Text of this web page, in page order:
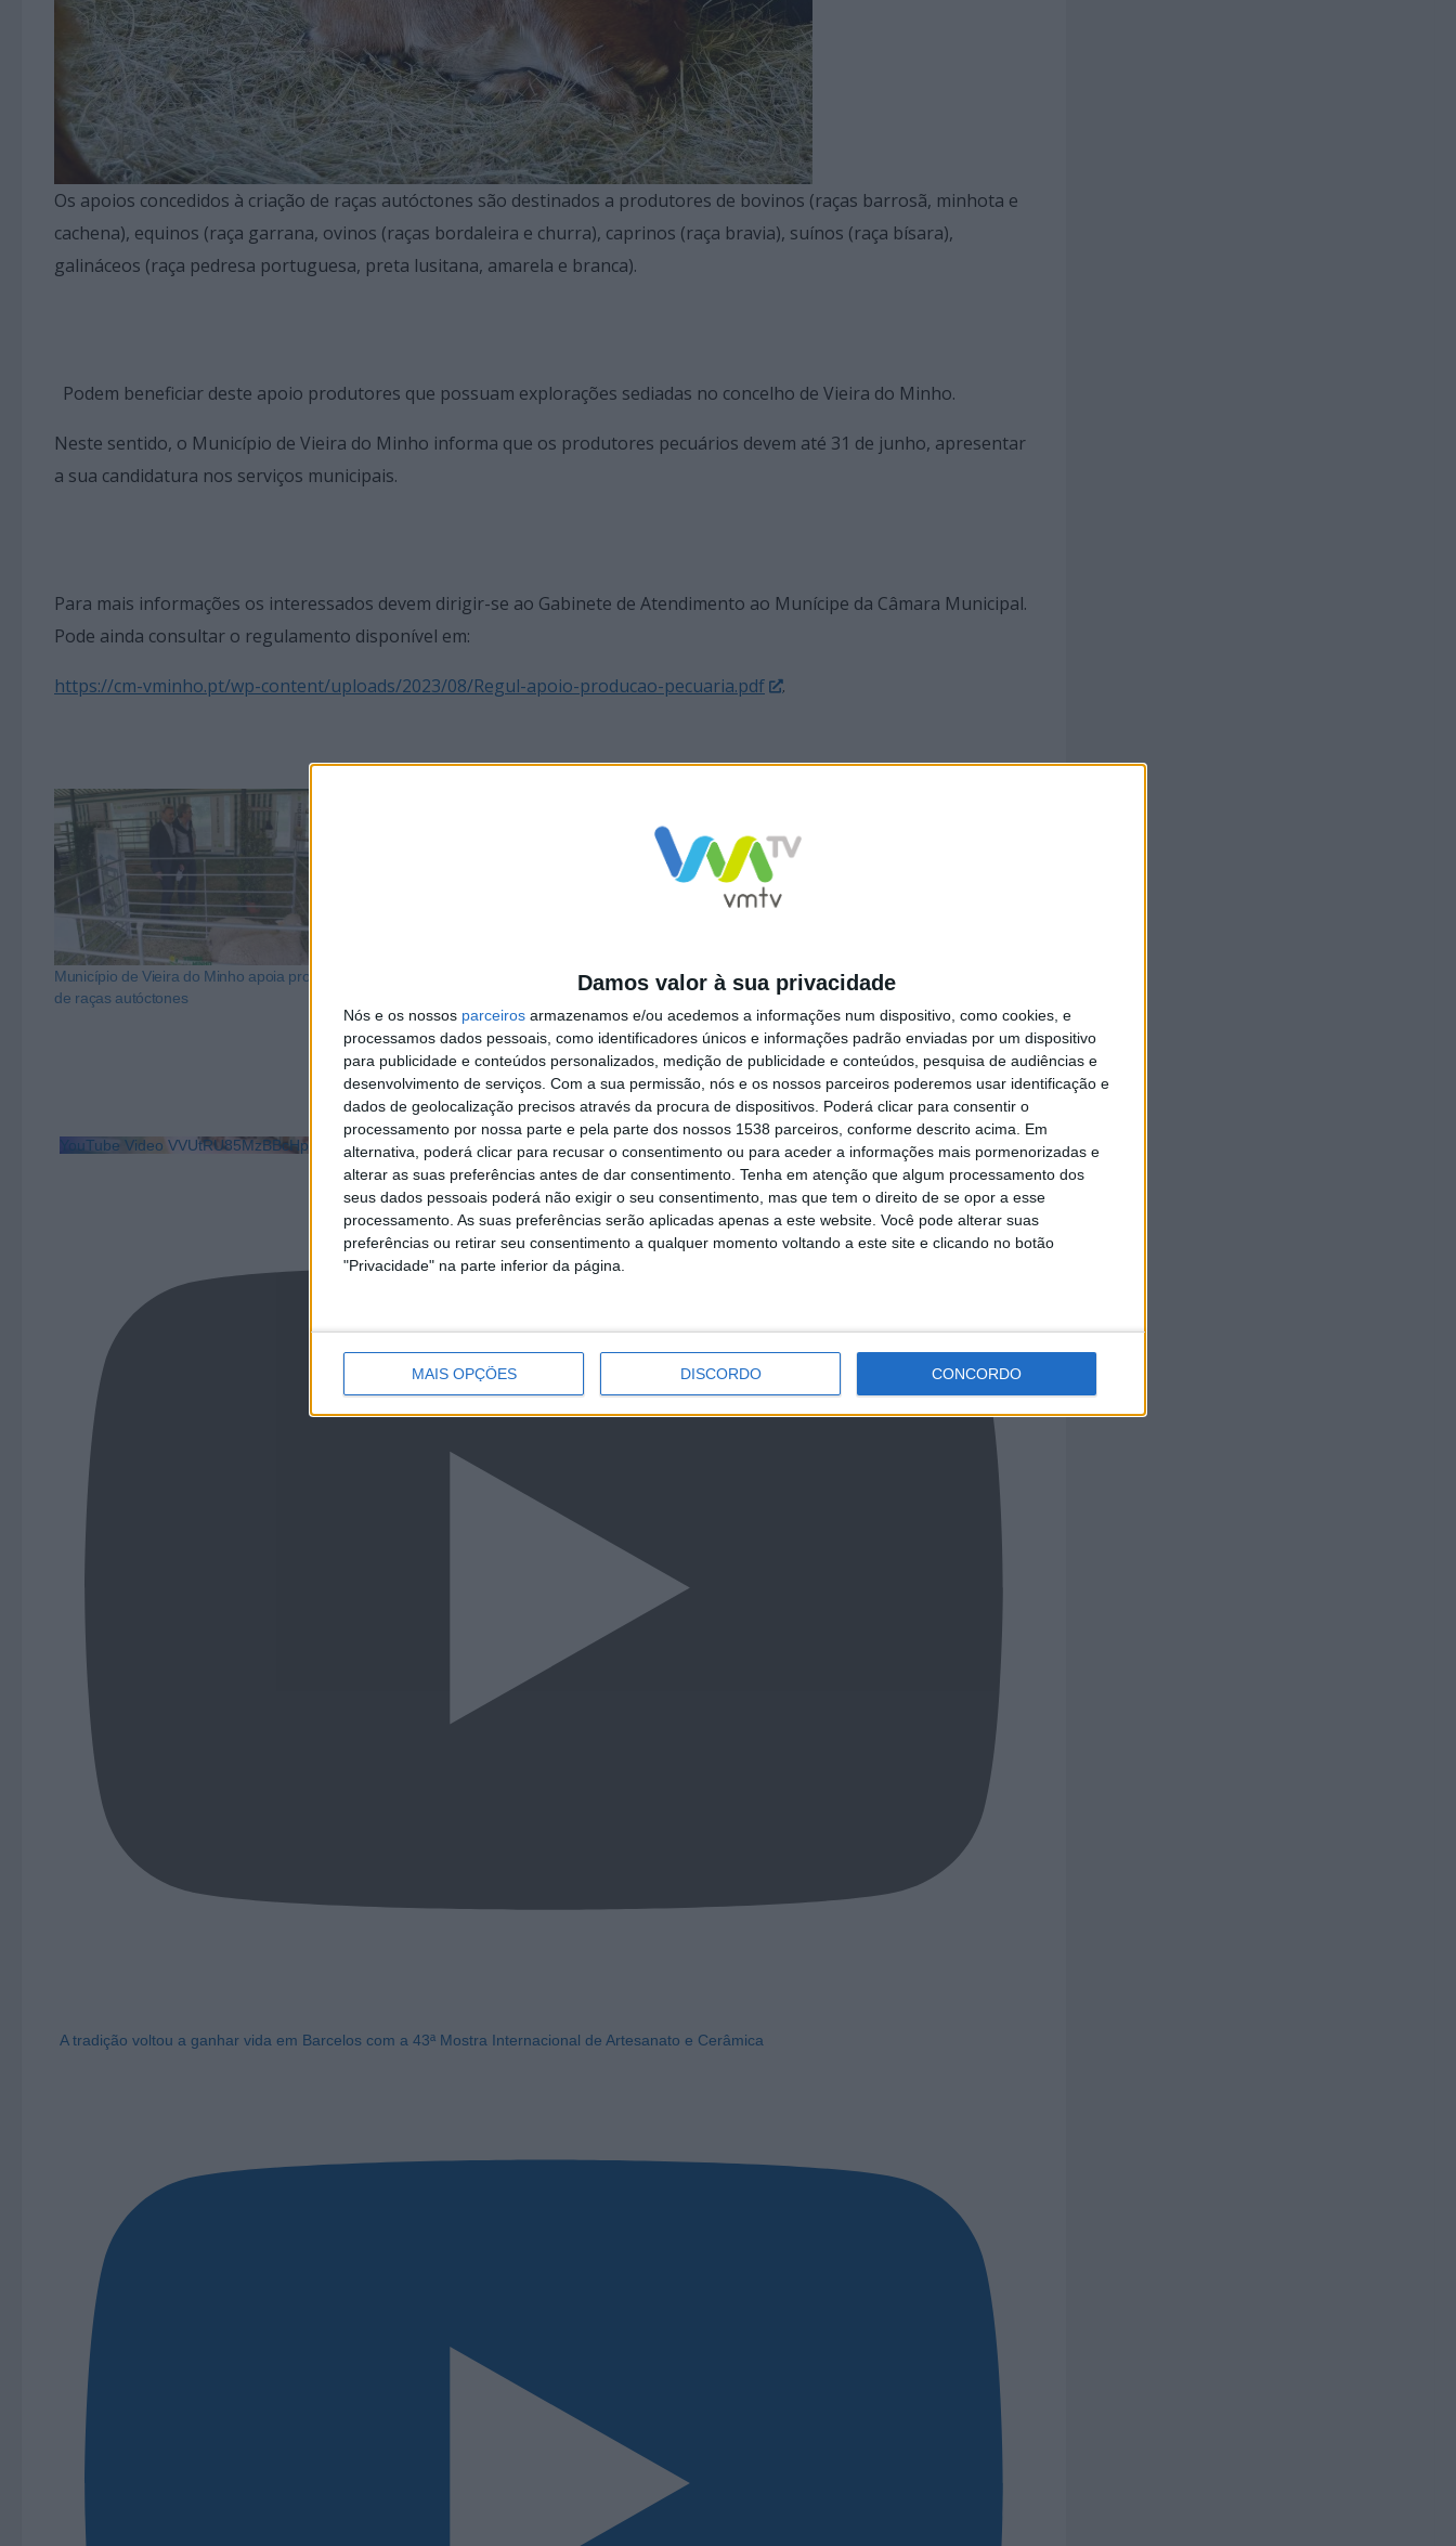
Damos valor à sua privacidade
Nós e os nossos parceiros armazenamos e/ou acedemos a informações num dispositivo, como cookies, e
processamos dados pessoais, como identificadores únicos e informações padrão enviadas por um dispositivo
para publicidade e conteúdos personalizados, medição de publicidade e conteúdos, pesquisa de audiências e
desenvolvimento de serviços. Com a sua permissão, nós e os nossos parceiros poderemos usar identificação e
dados de geolocalização precisos através da procura de dispositivos. Poderá clicar para consentir o
processamento por nossa parte e pela parte dos nossos 1538 parceiros, conforme descrito acima. Em
alternativa, poderá clicar para recusar o consentimento ou para aceder a informações mais pormenorizadas e
alterar as suas preferências antes de dar consentimento. Tenha em atenção que algum processamento dos
seus dados pessoais poderá não exigir o seu consentimento, mas que tem o direito de se opor a esse
processamento. As suas preferências serão aplicadas apenas a este website. Você pode alterar suas
preferências ou retirar seu consentimento a qualquer momento voltando a este site e clicando no botão
"Privacidade" na parte inferior da página.
MAIS OPÇÕES DISCORDO CONCORDO
Os apoios concedidos à criação de raças autóctones são destinados a produtores de bovinos (raças barrosã, minhota e
cachena), equinos (raça garrana, ovinos (raças bordaleira e churra), caprinos (raça bravia), suínos (raça bísara),
galináceos (raça pedresa portuguesa, preta lusitana, amarela e branca).
Podem beneficiar deste apoio produtores que possuam explorações sediadas no concelho de Vieira do Minho.
Neste sentido, o Município de Vieira do Minho informa que os produtores pecuários devem até 31 de junho, apresentar
a sua candidatura nos serviços municipais.
Para mais informações os interessados devem dirigir-se ao Gabinete de Atendimento ao Munícipe da Câmara Municipal.
Pode ainda consultar o regulamento disponível em:
https://cm-vminho.pt/wp-content/uploads/2023/08/Regul-apoio-producao-pecuaria.pdf .
Município de Vieira do Minho apoia produtores
de raças autóctones
Câmara Municipal de Vieira do Minho reforça
apicultura
Executivo Vieirense aprova Regulamento de
Apoio à Produção Pecuária de Raças
Autóctones
YouTube Video VVUtRU85MzBBcHpOcU5BUnpKX0wyV1ZBLmNCa2l2ckl3RkxJ
A tradição voltou a ganhar vida em Barcelos com a 43ª Mostra Internacional de Artesanato e Cerâmica